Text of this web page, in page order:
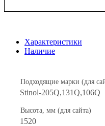
Характеристики
Наличие
Подходящие марки (для
Stinol-205Q,131Q,106Q
Высота, мм (для сайта)
1520